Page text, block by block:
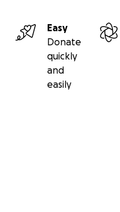
Easy
Donate
quickly
and
easily